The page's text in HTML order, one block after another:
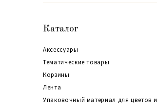
Каталог
Аксессуары
Тематические товары
Корзины
Лента
Упаковочный материал для цветов и